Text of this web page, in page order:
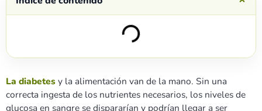
La diabetesy la alimentación van de la mano. Sin una
correcta ingesta de los nutrientes necesarios, los niveles de
glucosa en sangre se dispararían y podrían llegar a ser